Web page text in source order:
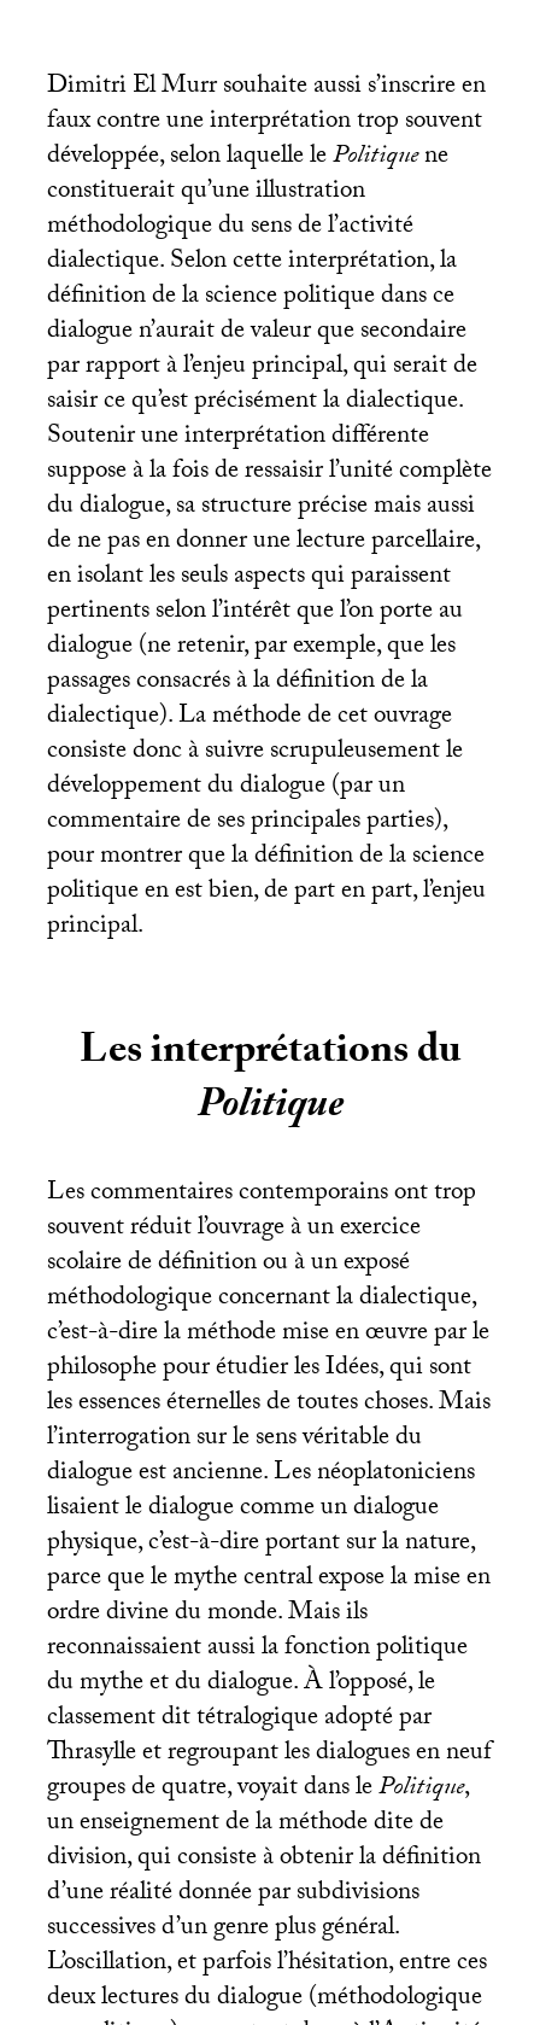
Dimitri El Murr souhaite aussi s’inscrire en
faux contre une interprétation trop souvent
développée, selon laquelle lePolitiquene
constituerait qu’une illustration
méthodologique du sens de l’activité
dialectique. Selon cette interprétation, la
définition de la science politique dans ce
dialogue n’aurait de valeur que secondaire
par rapport à l’enjeu principal, qui serait de
saisir ce qu’est précisément la dialectique.
Soutenir une interprétation différente
suppose à la fois de ressaisir l’unité complète
du dialogue, sa structure précise mais aussi
de ne pas en donner une lecture parcellaire,
en isolant les seuls aspects qui paraissent
pertinents selon l’intérêt que l’on porte au
dialogue (ne retenir, par exemple, que les
passages consacrés à la définition de la
dialectique). La méthode de cet ouvrage
consiste donc à suivre scrupuleusement le
développement du dialogue (par un
commentaire de ses principales parties),
pour montrer que la définition de la science
politique en est bien, de part en part, l’enjeu
principal.
Les interprétations du
Politique
Les commentaires contemporains ont trop
souvent réduit l’ouvrage à un exercice
scolaire de définition ou à un exposé
méthodologique concernant la dialectique,
c’est-à-dire la méthode mise en œuvre par le
philosophe pour étudier les Idées, qui sont
les essences éternelles de toutes choses. Mais
l’interrogation sur le sens véritable du
dialogue est ancienne. Les néoplatoniciens
lisaient le dialogue comme un dialogue
physique, c’est-à-dire portant sur la nature,
parce que le mythe central expose la mise en
ordre divine du monde. Mais ils
reconnaissaient aussi la fonction politique
du mythe et du dialogue. À l’opposé, le
classement dit tétralogique adopté par
Thrasylle et regroupant les dialogues en neuf
groupes de quatre, voyait dans lePolitique,
un enseignement de la méthode dite de
division, qui consiste à obtenir la définition
d’une réalité donnée par subdivisions
successives d’un genre plus général.
L’oscillation, et parfois l’hésitation, entre ces
deux lectures du dialogue (méthodologique